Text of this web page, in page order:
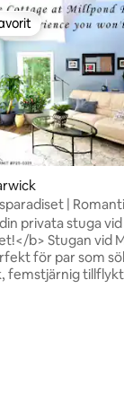
|
privata stuga vid
b> Stugan vid
för par som
femstjärnig